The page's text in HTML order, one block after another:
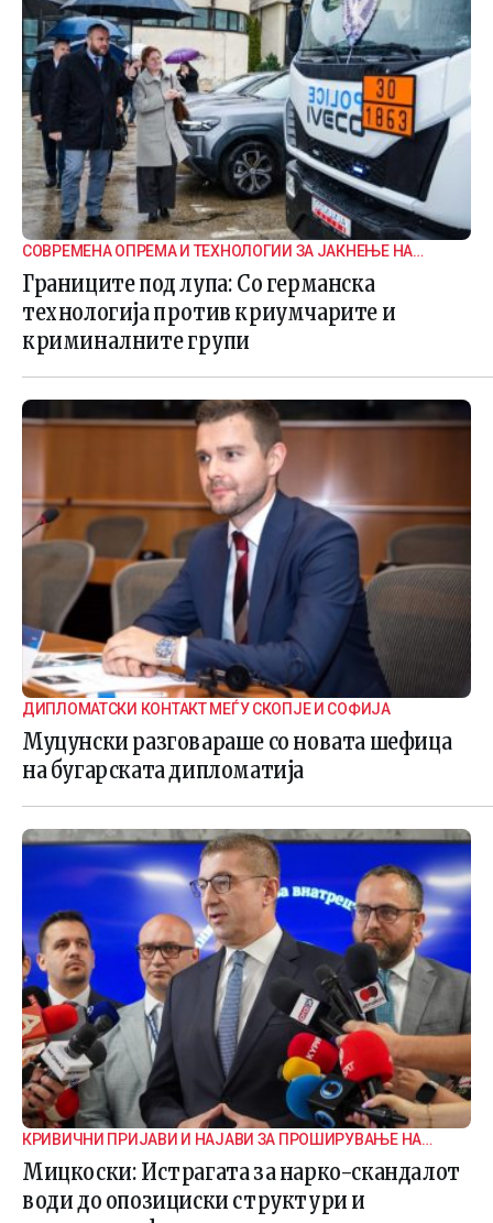
СОВРЕМЕНА ОПРЕМА И ТЕХНОЛОГИИ ЗА ЈАКНЕЊЕ НА
ГРАНИЧНАТА БЕЗБЕДНОСТ
Границите под лупа: Со германска
технологија против криумчарите и
криминалните групи
ДИПЛОМАТСКИ КОНТАКТ МЕЃУ СКОПЈЕ И СОФИЈА
Муцунски разговараше со новата шефица
на бугарската дипломатија
КРИВИЧНИ ПРИЈАВИ И НАЈАВИ ЗА ПРОШИРУВАЊЕ НА
ИСТРАГАТА
Мицкоски: Истрагата за нарко-скандалот
води до опозициски структури и